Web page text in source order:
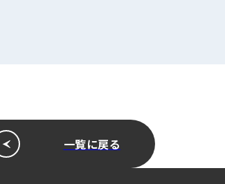
一覧に戻る